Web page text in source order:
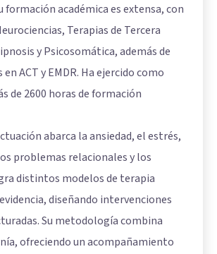
formación académica es extensa, con
Terapias de Tercera
y Psicosomática, además de
ACT y EMDR. Ha ejercido como
de 2600 horas de formación
abarca la ansiedad, el estrés,
problemas relacionales y los
distintos modelos de terapia
diseñando intervenciones
Su metodología combina
ofreciendo un acompañamiento